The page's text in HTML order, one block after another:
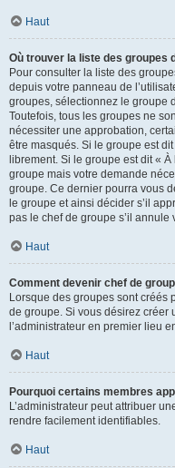
Haut
Où trouver la liste des groupes
Pour consulter la liste des
depuis votre panneau de
groupes, sélectionnez le groupe
Toutefois, tous les groupes ne
nécessiter une approbation,
être masqués. Si le groupe est
librement. Si le groupe est dit «
groupe mais votre demande
groupe. Ce dernier pourra vous
le groupe et ainsi décider s’il
pas le chef de groupe s’il
Haut
Comment devenir chef de
Lorsque des groupes sont créés
de groupe. Si vous désirez créer
l’administrateur en premier lieu
Haut
Pourquoi certains membres
L’administrateur peut attribuer
rendre facilement identifiables.
Haut